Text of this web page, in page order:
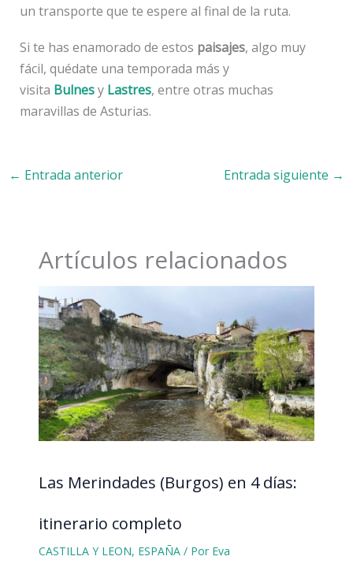
un transporte que te espere al final de la ruta.
Si te has enamorado de estos paisajes, algo muy
fácil, quédate una temporada más y
visita Bulnesy Lastres, entre otras muchas
maravillas de Asturias.
← Entrada anterior Entrada siguiente →
Artículos relacionados
Las Merindades (Burgos) en 4 días:
itinerario completo
CASTILLA Y LEON, ESPAÑA/ Por Eva